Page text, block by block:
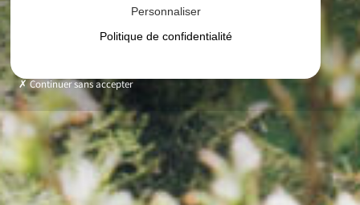
Personnaliser
Politique de confidentialité
Continuer sans accepter